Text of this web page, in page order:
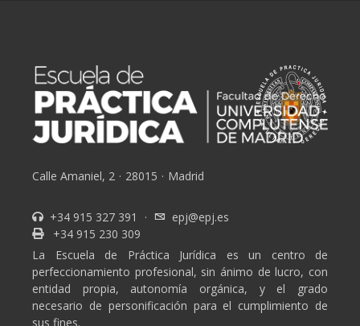
Calle Amaniel, 2 · 28015 · Madrid
+34 915 327 391 ·
epj@epj.es
+34 915 230 309
La Escuela de Práctica Jurídica es un centro de
perfeccionamiento profesional, sin ánimo de lucro, con
entidad propia, autonomía orgánica, y el grado
necesario de personificación para el cumplimiento de
sus fines.